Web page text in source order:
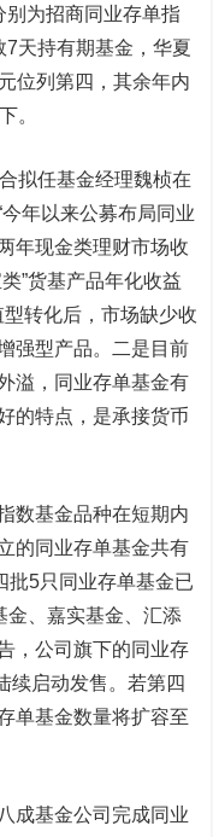
为招商同业存单指
天持有期基金，华夏
位列第四，其余年内
。
任基金经理魏桢在
年以来公募布局同业
年现金类理财市场收
”货基产品年化收益
转化后，市场缺少收
强型产品。二是目前
溢，同业存单基金有
的特点，是承接货币
基金品种在短期内
的同业存单基金共有
批5只同业存单基金已
金、嘉实基金、汇添
，公司旗下的同业存
续启动发售。若第四
单基金数量将扩容至
基金公司完成同业